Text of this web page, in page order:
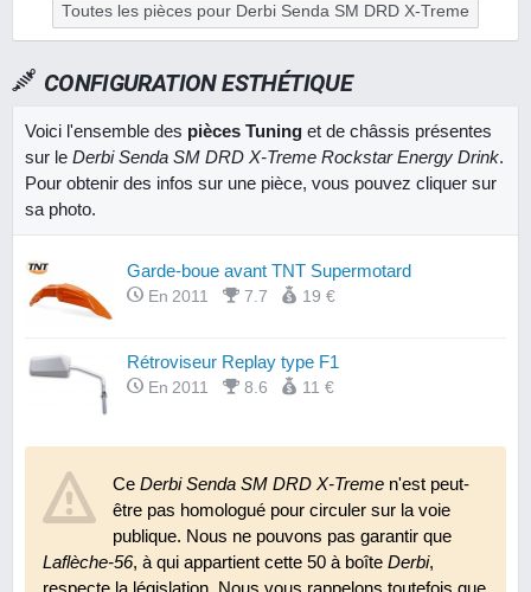
Toutes les pièces pour Derbi Senda SM DRD X-Treme
CONFIGURATION ESTHÉTIQUE
Voici l'ensemble des pièces Tuning et de châssis présentes
sur le Derbi Senda SM DRD X-Treme Rockstar Energy Drink.
Pour obtenir des infos sur une pièce, vous pouvez cliquer sur
sa photo.
Garde-boue avant TNT Supermotard
En 2011 7.7 19 €
Rétroviseur Replay type F1
En 2011 8.6 11 €
CeDerbi Senda SM DRD X-Treme n'est peut-
être pas homologué pour circuler sur la voie
publique. Nous ne pouvons pas garantir que
Laflèche-56, à qui appartient cette 50 à boîte Derbi,
respecte la législation. Nous vous rappelons toutefois que